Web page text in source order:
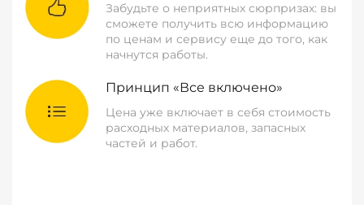
Забудьте о неприятных сюрпризах: вы
сможете получить всю информацию
по ценам и сервису еще до того, как
начнутся работы.
Принцип «Все включено»
Цена уже включает в себя стоимость
расходных материалов, запасных
частей и работ.